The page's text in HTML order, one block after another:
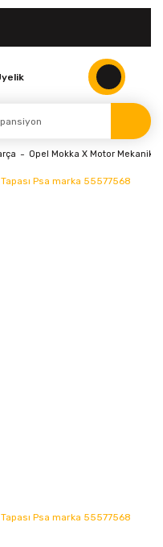
Opel Mokka X Motor Mekanik